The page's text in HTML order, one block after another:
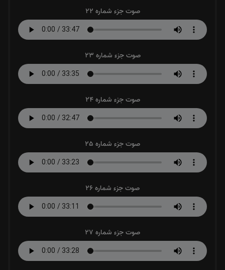
صوت جزء شماره 22
صوت جزء شماره 23
صوت جزء شماره 24
صوت جزء شماره 25
صوت جزء شماره 26
صوت جزء شماره 27